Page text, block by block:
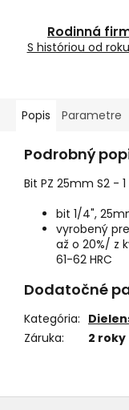
Rodinná
S históriou od
Popis Parametre
Podrobný
Bit PZ 25mm S2 - 1
bit 1/4",
vyrobený
až o 20%/ z
61-62 HRC
Dodatočné
Kategória:
Záruka: 2 roky